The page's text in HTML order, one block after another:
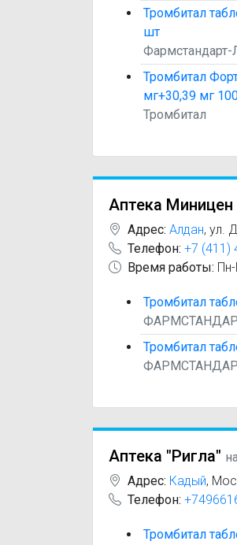
Тромбитал
шт
Фармстандарт-
Тромбитал
мг+30,39 мг
Тромбитал
Аптека Миницен
Адрес: Алдан, ул.
Телефон: +7 (411)
Время работы:
Тромбитал
Тромбитал
Аптека "Ригла"
Адрес: Кадый,
Телефон:
Тромбитал